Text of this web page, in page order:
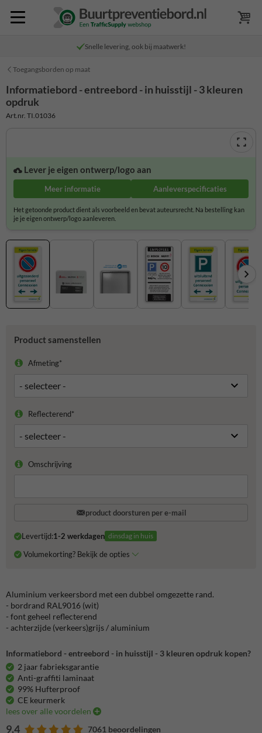
Snelle levering, ook bij maatwerk!
Toegangsborden op maat
Informatiebord - entreebord - in huisstijl - 3 kleuren
opdruk
Art.nr. TI.01036
Lever je eigen ontwerp/logo aan
Meer informatie Aanleverspecificaties
Het getoonde product dient als voorbeeld en bevat auteursrecht. Na bestelling kan
je je eigen ontwerp/logo aanleveren.
Product samenstellen
Afmeting*
Reflecterend*
Omschrijving
product doorsturen per e-mail
Levertijd:1-2 werkdagen dinsdag in huis
Volumekorting? Bekijk de opties
Aluminium verkeersbord met een dubbel omgezette rand.
- bordrand RAL9016 (wit)
- font geheel reflecterend
- achterzijde (verkeers)grijs / aluminium
Informatiebord - entreebord - in huisstijl - 3 kleuren opdruk kopen?
2 jaar fabrieksgarantie
Anti-graffiti laminaat
99% Hufterproof
CE keurmerk
lees over alle voordelen
9.4 7061 beoordelingen